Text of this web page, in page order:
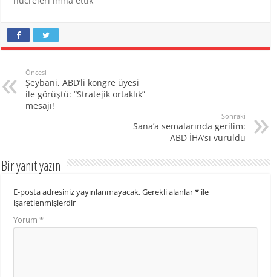
Öncesi
Şeybani, ABD’li kongre üyesi
ile görüştü: “Stratejik ortaklık”
mesajı!
Sonraki
Sana’a semalarında gerilim:
ABD İHA’sı vuruldu
Bir yanıt yazın
E-posta adresiniz yayınlanmayacak.Gerekli alanlar* ile
işaretlenmişlerdir
Yorum*